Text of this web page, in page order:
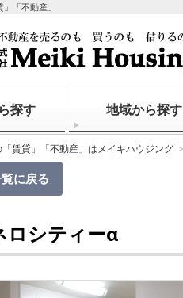
「不動産」
探す 地域から探す
賃貸」「不動産」はメイキハウジング
に戻る
ロシティーα